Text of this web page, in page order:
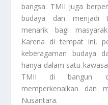
bangsa. TMII juga
budaya dan menjadi
menarik bagi
Karena di tempat ini,
keberagaman budaya
hanya dalam satu
TMII di bangun
memperkenalkan dan
Nusantara.